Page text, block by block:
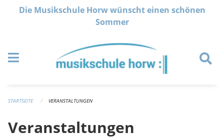
Navigation überspringen
Die Musikschule Horw wünscht einen schönen
Sommer
STARTSEITE VERANSTALTUNGEN
Veranstaltungen